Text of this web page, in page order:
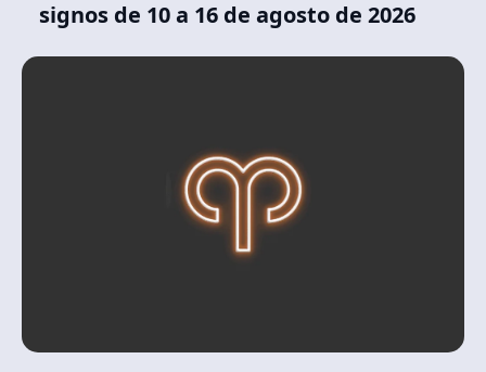
signos de 10 a 16 de agosto de 2026